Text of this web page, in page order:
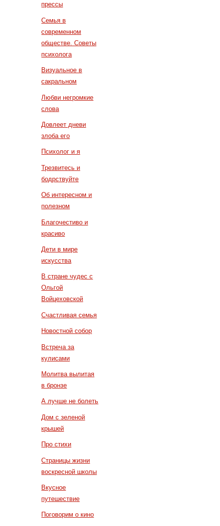
прессы
Семья в
современном
обществе. Советы
психолога
Визуальное в
сакральном
Любви негромкие
слова
Довлеет дневи
злоба его
Психолог и я
Трезвитесь и
бодрствуйте
Об интересном и
полезном
Благочестиво и
красиво
Дети в мире
искусства
В стране чудес с
Ольгой
Войцеховской
Счастливая семья
Новостной собор
Встреча за
кулисами
Молитва вылитая
в бронзе
А лучше не болеть
Дом с зеленой
крышей
Про стихи
Страницы жизни
воскресной школы
Вкусное
путешествие
Поговорим о кино